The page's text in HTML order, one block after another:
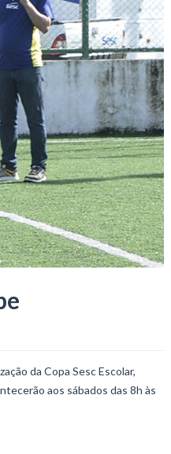
da Copa Sesc Escolar,
aos sábados das 8h às